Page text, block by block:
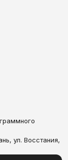
ул. Восстания,